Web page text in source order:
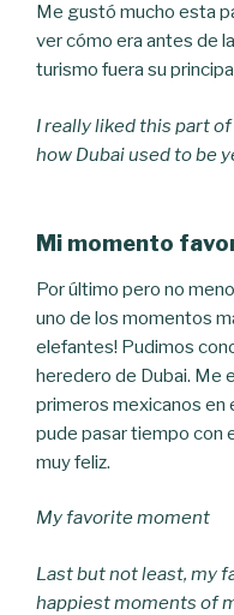
Me gustó mucho esta
ver cómo era antes de
turismo fuera su
I really liked this part
how Dubai used to be
Mi momento
Por último pero no
uno de los momentos
elefantes! Pudimos
heredero de Dubai. Me
primeros mexicanos en
pude pasar tiempo con
muy feliz.
My favorite moment
Last but not least, my
happiest moments of